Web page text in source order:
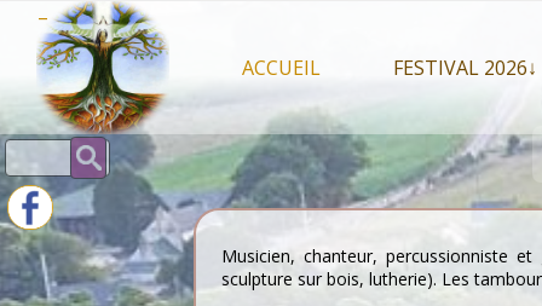
content
–
ACCUEIL
FESTIVAL 2026↓
Intervenants
Stands
Rechercher :
Musicien, chanteur, percussionniste
sculpture sur bois, lutherie). Les